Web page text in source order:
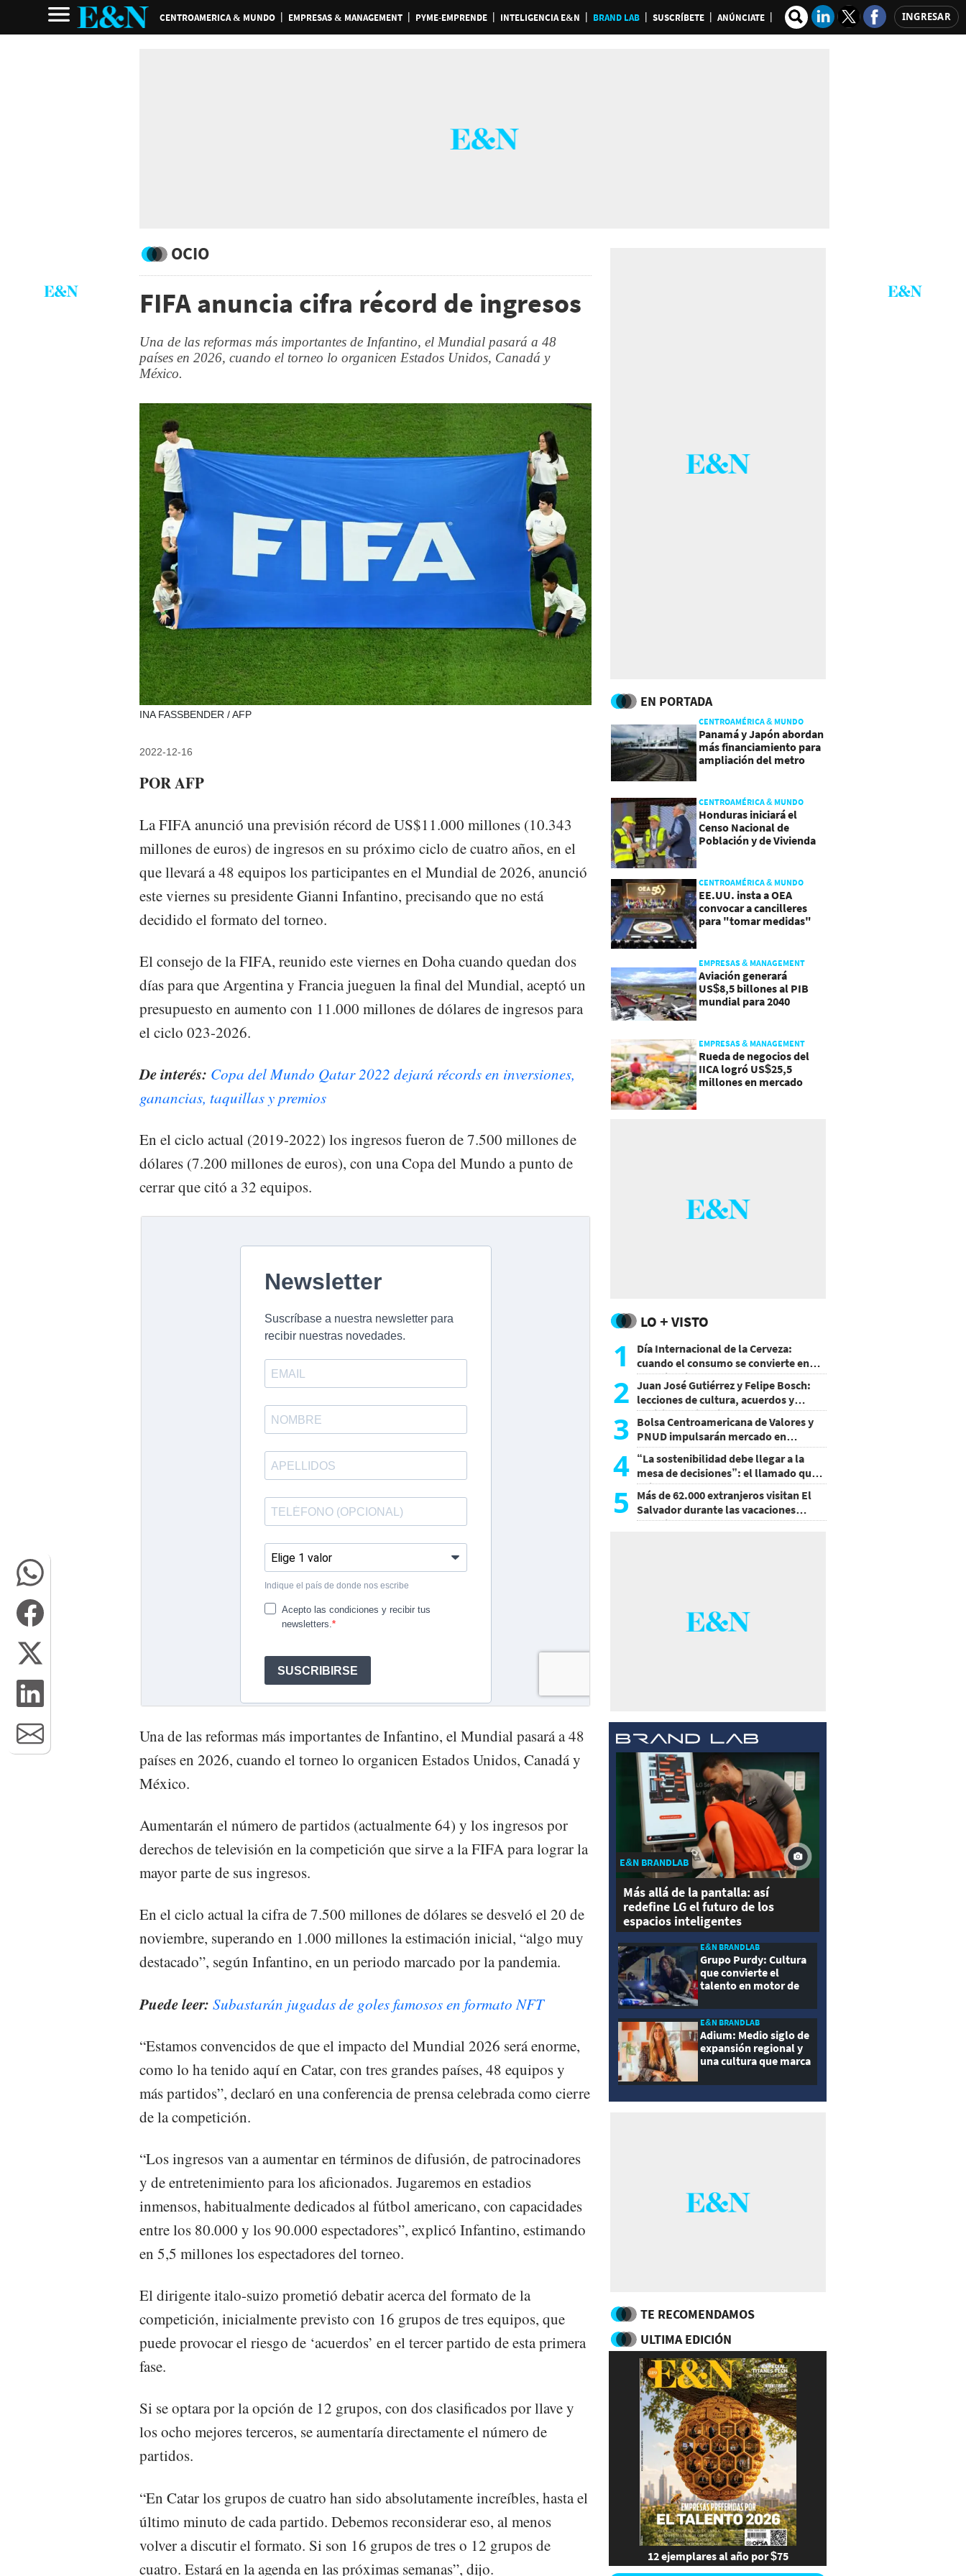
CENTROAMERICA & MUNDO EMPRESAS & MANAGEMENT PYME-EMPRENDE INTELIGENCIA E&N BRAND LAB SUSCRÍBETE ANÚNCIATE INGRESAR
OCIO
FIFA anuncia cifra récord de ingresos
Una de las reformas más importantes de Infantino, el Mundial pasará a 48
países en 2026, cuando el torneo lo organicen Estados Unidos, Canadá y
México.
INA FASSBENDER / AFP
2022-12-16
POR AFP
La FIFA anunció una previsión récord de US$11.000 millones (10.343
millones de euros) de ingresos en su próximo ciclo de cuatro años, en el
que llevará a 48 equipos los participantes en el Mundial de 2026, anunció
este viernes su presidente Gianni Infantino, precisando que no está
decidido el formato del torneo.
El consejo de la FIFA, reunido este viernes en Doha cuando quedan dos
días para que Argentina y Francia jueguen la final del Mundial, aceptó un
presupuesto en aumento con 11.000 millones de dólares de ingresos para
el ciclo 023-2026.
De interés: Copa del Mundo Qatar 2022 dejará récords en inversiones,
ganancias, taquillas y premios
En el ciclo actual (2019-2022) los ingresos fueron de 7.500 millones de
dólares (7.200 millones de euros), con una Copa del Mundo a punto de
cerrar que citó a 32 equipos.
Una de las reformas más importantes de Infantino, el Mundial pasará a 48
países en 2026, cuando el torneo lo organicen Estados Unidos, Canadá y
México.
Aumentarán el número de partidos (actualmente 64) y los ingresos por
derechos de televisión en la competición que sirve a la FIFA para lograr la
mayor parte de sus ingresos.
En el ciclo actual la cifra de 7.500 millones de dólares se desveló el 20 de
noviembre, superando en 1.000 millones la estimación inicial, “algo muy
destacado”, según Infantino, en un periodo marcado por la pandemia.
Puede leer: Subastarán jugadas de goles famosos en formato NFT
“Estamos convencidos de que el impacto del Mundial 2026 será enorme,
como lo ha tenido aquí en Catar, con tres grandes países, 48 equipos y
más partidos”, declaró en una conferencia de prensa celebrada como cierre
de la competición.
“Los ingresos van a aumentar en términos de difusión, de patrocinadores
y de entretenimiento para los aficionados. Jugaremos en estadios
inmensos, habitualmente dedicados al fútbol americano, con capacidades
entre los 80.000 y los 90.000 espectadores”, explicó Infantino, estimando
en 5,5 millones los espectadores del torneo.
El dirigente italo-suizo prometió debatir acerca del formato de la
competición, inicialmente previsto con 16 grupos de tres equipos, que
puede provocar el riesgo de ‘acuerdos’ en el tercer partido de esta primera
fase.
Si se optara por la opción de 12 grupos, con dos clasificados por llave y
los ocho mejores terceros, se aumentaría directamente el número de
partidos.
“En Catar los grupos de cuatro han sido absolutamente increíbles, hasta el
último minuto de cada partido. Debemos reconsiderar eso, al menos
volver a discutir el formato. Si son 16 grupos de tres o 12 grupos de
cuatro. Estará en la agenda en las próximas semanas”, dijo.
EN PORTADA
CENTROAMÉRICA & MUNDO
Panamá y Japón abordan
más financiamiento para
ampliación del metro
CENTROAMÉRICA & MUNDO
Honduras iniciará el
Censo Nacional de
Población y de Vivienda
CENTROAMÉRICA & MUNDO
EE.UU. insta a OEA
convocar a cancilleres
para "tomar medidas"
EMPRESAS & MANAGEMENT
Aviación generará
US$8,5 billones al PIB
mundial para 2040
EMPRESAS & MANAGEMENT
Rueda de negocios del
IICA logró US$25,5
millones en mercado
LO + VISTO
1
Día Internacional de la Cerveza:
cuando el consumo se convierte en
experiencia
2 Juan José Gutiérrez y Felipe Bosch:
lecciones de cultura, acuerdos y
decisiones sin miedo
3 Bolsa Centroamericana de Valores y
PNUD impulsarán mercado en
Honduras
4 “La sostenibilidad debe llegar a la
mesa de decisiones”: el llamado que
deja CentraRSE
5
Más de 62.000 extranjeros visitan El
Salvador durante las vacaciones
agostinas
E&N BRANDLAB
Más allá de la pantalla: así
redefine LG el futuro de los
espacios inteligentes
E&N BRANDLAB
Grupo Purdy: Cultura
que convierte el
talento en motor de
E&N BRANDLAB
Adium: Medio siglo de
expansión regional y
una cultura que marca
TE RECOMENDAMOS
ULTIMA EDICIÓN
12 ejemplares al año por $75